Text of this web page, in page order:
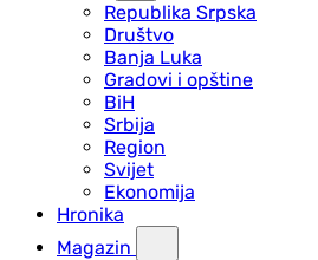
Republika Srpska
Društvo
Banja Luka
Gradovi i opštine
BiH
Srbija
Region
Svijet
Ekonomija
Hronika
Magazin